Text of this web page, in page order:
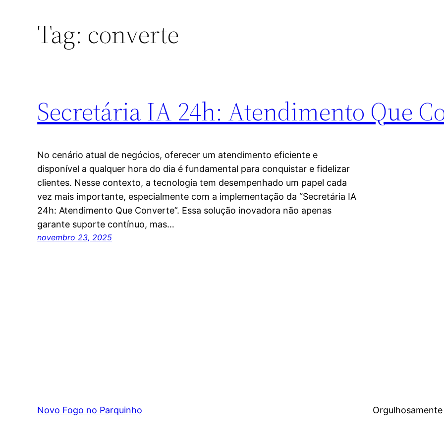
Tag: converte
Secretária IA 24h: Atendimento Que
No cenário atual de negócios, oferecer um atendimento eficiente e
disponível a qualquer hora do dia é fundamental para conquistar e fidelizar
clientes. Nesse contexto, a tecnologia tem desempenhado um papel cada
vez mais importante, especialmente com a implementação da “Secretária IA
24h: Atendimento Que Converte”. Essa solução inovadora não apenas
garante suporte contínuo, mas…
novembro 23, 2025
Novo Fogo no Parquinho